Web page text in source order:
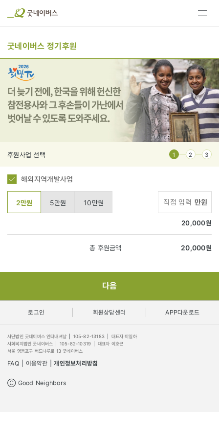
전체
굿네이버스 정기후원
후원사업 선택 1 2 3
해외지역개발사업
2만원 5만원 10만원 만원
20,000원
총 후원금액 20,000원
다음
로그인 회원상담센터 APP다운로드
사단법인 굿네이버스 인터내셔날 105-82-13183
대표자 이일하
사회복지법인 굿네이버스
105-82-10319
대표자 이호균
서울 영등포구 버드나루로 13 굿네이버스
FAQ 이용약관 개인정보처리방침
Ⓒ Good Neighbors